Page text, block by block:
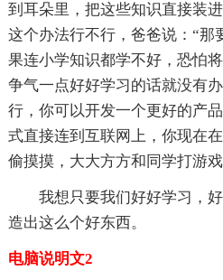
到耳朵里，把这些知识直接装
这个办法行不行，爸爸说：“那
果连小学知识都学不好，恐怕
争气一点好好学习的话就没有
行，你可以开发一个更好的产
式直接连到互联网上，你现在
偷摸摸，大大方方和同学打游
我想只要我们好好学习，好
造出这么个好东西。
电脑说明文2